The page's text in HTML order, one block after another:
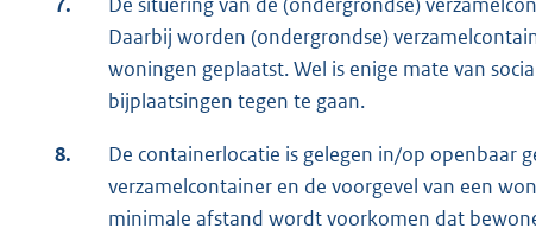
Daarbij worden (ondergrondse)
woningen geplaatst. Wel is enige mate van
bijplaatsingen tegen te gaan.
8.
De containerlocatie is gelegen in/op openbaar
verzamelcontainer en de voorgevel van een
minimale afstand wordt voorkomen dat